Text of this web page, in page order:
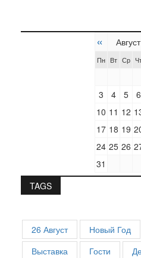
«
Пн Вт Ср
3
4 5 6
10 11 12
17 18 19
24 25 26
31
TAGS
26 Август Новый Год
Выставка
Гости